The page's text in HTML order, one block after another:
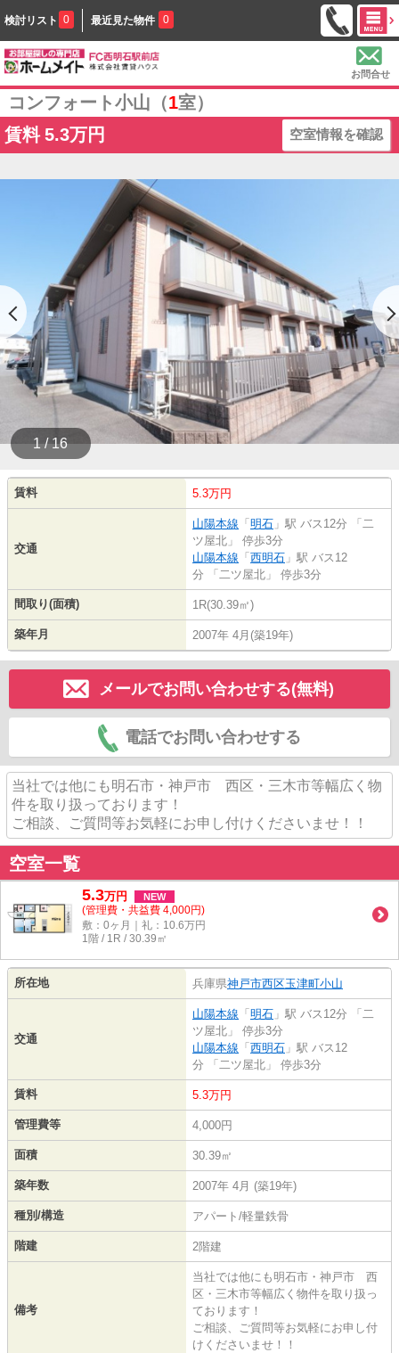
検討リスト 0 最近見た物件 0
お問合せ
コンフォート小山（1室）
賃料 5.3万円 空室情報を確認
1 / 16
賃料 5.3万円
交通
山陽本線 「 明石 」駅 バス12分 「二
ツ屋北」 停歩3分
山陽本線 「 西明石 」駅 バス12
分 「二ツ屋北」 停歩3分
間取り(面積) 1R(30.39㎡)
築年月 2007年 4月(築19年)
メールでお問い合わせする(無料)
電話でお問い合わせする
当社では他にも明石市・神戸市 西区・三木市等幅広く物
件を取り扱っております！
ご相談、ご質問等お気軽にお申し付けくださいませ！！
空室一覧
5.3万円 NEW
(管理費・共益費 4,000円)
敷：0ヶ月｜礼：10.6万円
1階 / 1R / 30.39㎡
所在地 兵庫県神戸市西区玉津町小山
交通
山陽本線 「 明石 」駅 バス12分 「二
ツ屋北」 停歩3分
山陽本線 「 西明石 」駅 バス12
分 「二ツ屋北」 停歩3分
賃料 5.3万円
管理費等 4,000円
面積 30.39㎡
築年数 2007年 4月 (築19年)
種別/構造 アパート/軽量鉄骨
階建 2階建
備考
当社では他にも明石市・神戸市 西
区・三木市等幅広く物件を取り扱っ
ております！
ご相談、ご質問等お気軽にお申し付
けくださいませ！！